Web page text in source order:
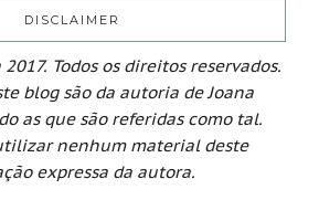
DISCLAIMER
Todos os direitos reservados.
blog são da autoria de Joana
as que são referidas como tal.
nenhum material deste
expressa da autora.